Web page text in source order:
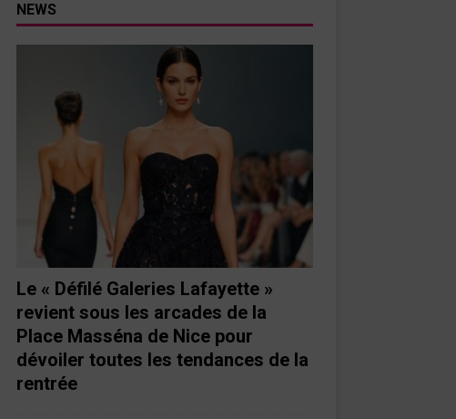
NEWS
Le « Défilé Galeries Lafayette »
revient sous les arcades de la
Place Masséna de Nice pour
dévoiler toutes les tendances de la
rentrée